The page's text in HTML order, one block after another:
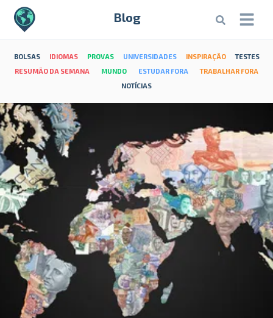
Blog
BOLSAS IDIOMAS PROVAS UNIVERSIDADES INSPIRAÇÃO
TESTES
RESUMÃO DA SEMANA
MUNDO ESTUDAR FORA
TRABALHAR FORA
NOTÍCIAS